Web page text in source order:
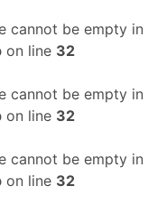
cannot be empty in
on line 32
cannot be empty in
on line 32
cannot be empty in
on line 32